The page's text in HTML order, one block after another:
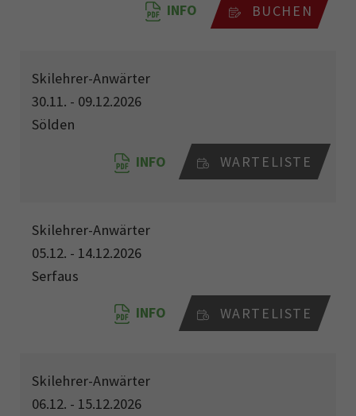
INFO BUCHEN
Skilehrer-Anwärter
30.11. - 09.12.2026
Sölden
INFO WARTELISTE
Skilehrer-Anwärter
05.12. - 14.12.2026
Serfaus
INFO WARTELISTE
Skilehrer-Anwärter
06.12. - 15.12.2026